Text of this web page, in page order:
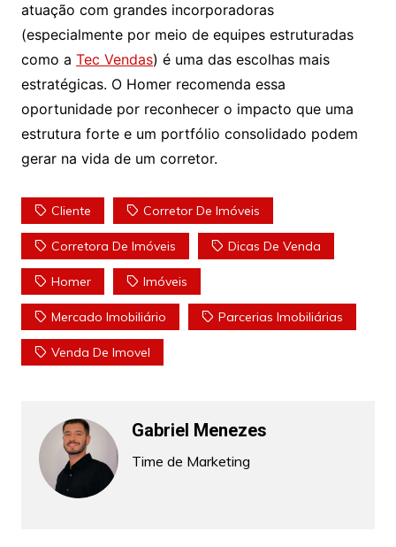
atuação com grandes incorporadoras
(especialmente por meio de equipes estruturadas
como a Tec Vendas) é uma das escolhas mais
estratégicas. O Homer recomenda essa
oportunidade por reconhecer o impacto que uma
estrutura forte e um portfólio consolidado podem
gerar na vida de um corretor.
Cliente Corretor De Imóveis
Corretora De Imóveis Dicas De Venda
Homer Imóveis
Mercado Imobiliário Parcerias Imobiliárias
Venda De Imovel
Gabriel Menezes
Time de Marketing